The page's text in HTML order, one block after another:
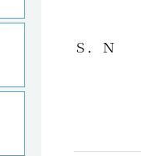
Ｓ．Ｎ